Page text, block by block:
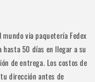
via paquetería Fedex
50 días en llegar a su
de entrega. Los costos de
dirección antes de